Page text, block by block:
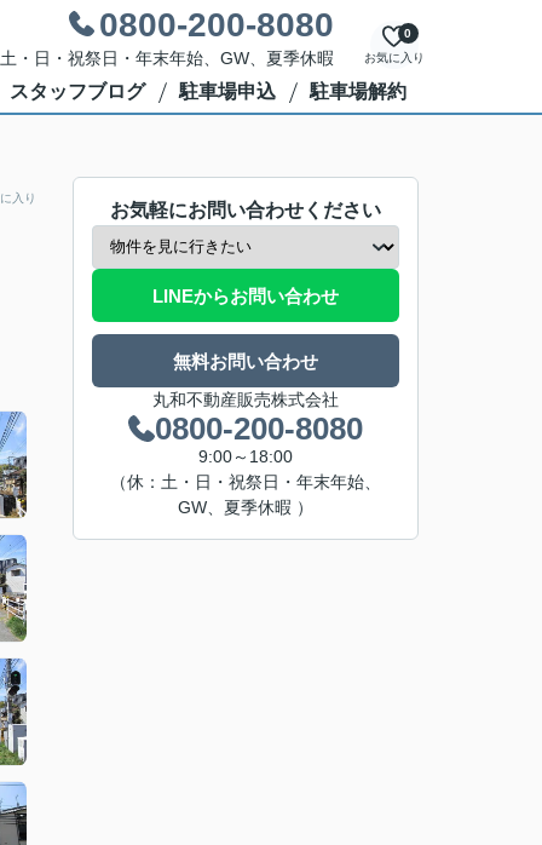
0800-200-8080
日・祝祭日・年末年始、GW、夏季休暇 お気に入り
0
スタッフブログ 駐車場申込 駐車場解約
入り
お気軽にお問い合わせください
LINEからお問い合わせ
無料お問い合わせ
丸和不動産販売株式会社
0800-200-8080
9:00～18:00
（休：土・日・祝祭日・年末年始、
GW、夏季休暇 ）